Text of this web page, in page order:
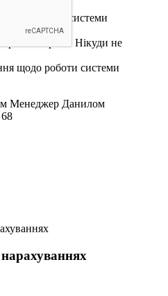
можливостей системи
та Інтернет. Нікуди не
щодо роботи системи
Менеджер Данилом